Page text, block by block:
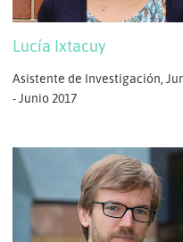
Lucía Ixtacuy
Asistente de Investigación,
- Junio 2017